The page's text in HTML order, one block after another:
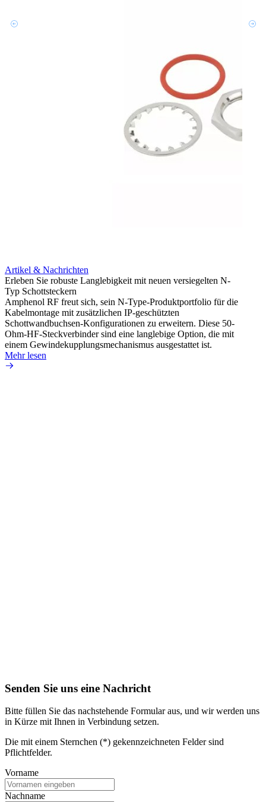
Artikel & Nachrichten
Erleben Sie robuste Langlebigkeit mit neuen versiegelten N-
Typ Schottsteckern
Amphenol RF freut sich, sein N-Type-Produktportfolio für die
Kabelmontage mit zusätzlichen IP-geschützten
Schottwandbuchsen-Konfigurationen zu erweitern. Diese 50-
Ohm-HF-Steckverbinder sind eine langlebige Option, die mit
einem Gewindekupplungsmechanismus ausgestattet ist.
Mehr lesen
Senden Sie uns eine Nachricht
Bitte füllen Sie das nachstehende Formular aus, und wir werden uns
in Kürze mit Ihnen in Verbindung setzen.
Die mit einem Sternchen (*) gekennzeichneten Felder sind
Pflichtfelder.
Vorname
Nachname